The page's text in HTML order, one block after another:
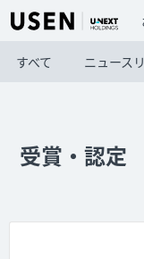
すべて ニュース
受賞・認定